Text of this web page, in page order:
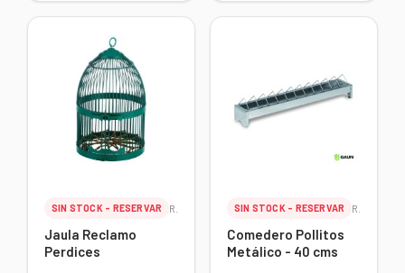
SIN STOCK - RESERVAR
Jaula Reclamo
Perdices
SIN STOCK - RESERVAR
Comedero Pollitos
Metálico - 40 cms